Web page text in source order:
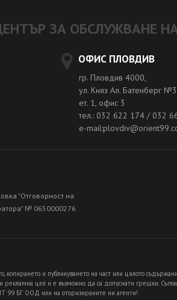
ЗА ОБСЛУЖВАНЕ
ОФИС ПЛОВДИВ
гр. Пловдив 4000,
ул. Княз Ал. Батенберг
ет. 1, офис 3
тел.: 032 622 174 / 032
e-
"Отговорност на
№ 0650000276
копирането и публикуването на част или цялото
цел и е възможно да са допуснати грешки.
99 БГ ООД или на оторизираните ни агенти!